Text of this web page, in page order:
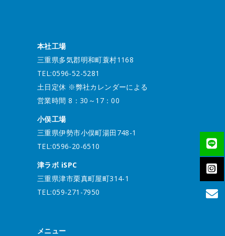
本社工場
三重県多気郡明和町蓑村1168
TEL:0596-52-5281
土日定休 ※弊社カレンダーによる
営業時間 8：30～17：00
小俣工場
三重県伊勢市小俣町湯田748-1
TEL:0596-20-6510
津ラボ iSPC
三重県津市栗真町屋町314-1
TEL:059-271-7950
メニュー